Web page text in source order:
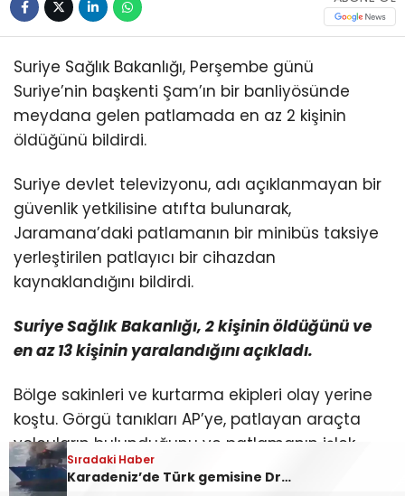
Suriye Sağlık Bakanlığı, Perşembe günü
Suriye’nin başkenti Şam’ın bir banliyösünde
meydana gelen patlamada en az 2 kişinin
öldüğünü bildirdi.
Suriye devlet televizyonu, adı açıklanmayan bir
güvenlik yetkilisine atıfta bulunarak,
Jaramana’daki patlamanın bir minibüs taksiye
yerleştirilen patlayıcı bir cihazdan
kaynaklandığını bildirdi.
Suriye Sağlık Bakanlığı, 2 kişinin öldüğünü ve
en az 13 kişinin yaralandığını açıkladı.
Bölge sakinleri ve kurtarma ekipleri olay yerine
koştu. Görgü tanıkları AP’ye, patlayan araçta
yolcuların bulunduğunu ve patlamanın işlek
ticaret caddesini sarstığını söyledi.
Sıradaki Haber
Karadeniz’de Türk gemisine Dron saldırısı!